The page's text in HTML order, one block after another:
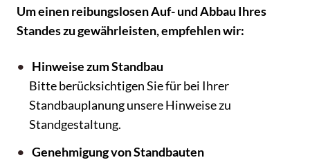
Um einen reibungslosen Auf- und Abbau Ihres
Standes zu gewährleisten, empfehlen wir:
Hinweise zum Standbau
Bitte berücksichtigen Sie für bei Ihrer
Standbauplanung unsere Hinweise zu
Standgestaltung.
Genehmigung von Standbauten